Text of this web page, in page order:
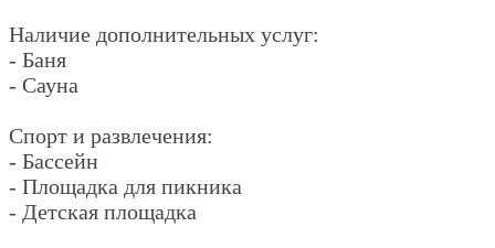
Наличие дополнительных услуг:
- Баня
- Сауна
Спорт и развлечения:
- Бассейн
- Площадка для пикника
- Детская площадка